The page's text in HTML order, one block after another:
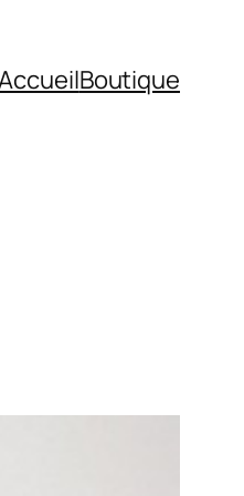
Boutique